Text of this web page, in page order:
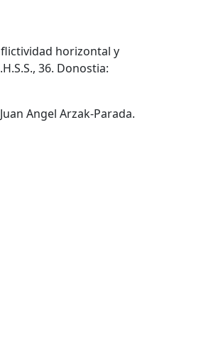
horizontal y
36. Donostia:
Angel Arzak-Parada.